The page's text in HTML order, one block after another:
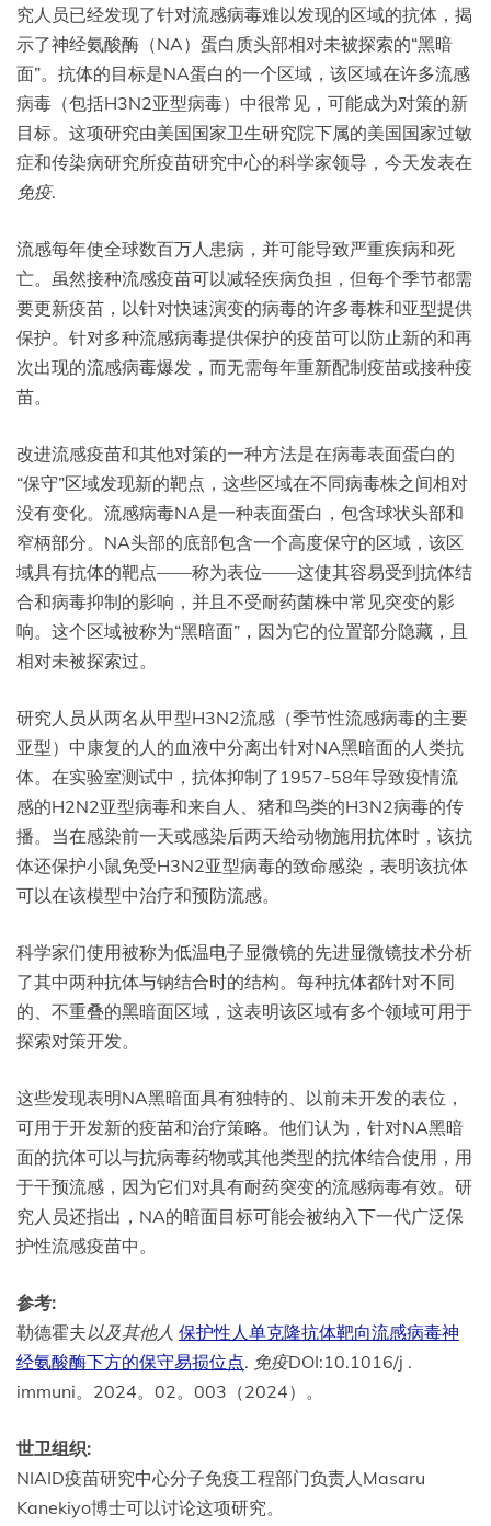
究人员已经发现了针对流感病毒难以发现的区域的抗体，揭
示了神经氨酸酶（NA）蛋白质头部相对未被探索的“黑暗
面”。抗体的目标是NA蛋白的一个区域，该区域在许多流感
病毒（包括H3N2亚型病毒）中很常见，可能成为对策的新
目标。这项研究由美国国家卫生研究院下属的美国国家过敏
症和传染病研究所疫苗研究中心的科学家领导，今天发表在
免疫.
流感每年使全球数百万人患病，并可能导致严重疾病和死
亡。虽然接种流感疫苗可以减轻疾病负担，但每个季节都需
要更新疫苗，以针对快速演变的病毒的许多毒株和亚型提供
保护。针对多种流感病毒提供保护的疫苗可以防止新的和再
次出现的流感病毒爆发，而无需每年重新配制疫苗或接种疫
苗。
改进流感疫苗和其他对策的一种方法是在病毒表面蛋白的
“保守”区域发现新的靶点，这些区域在不同病毒株之间相对
没有变化。流感病毒NA是一种表面蛋白，包含球状头部和
窄柄部分。NA头部的底部包含一个高度保守的区域，该区
域具有抗体的靶点——称为表位——这使其容易受到抗体结
合和病毒抑制的影响，并且不受耐药菌株中常见突变的影
响。这个区域被称为“黑暗面”，因为它的位置部分隐藏，且
相对未被探索过。
研究人员从两名从甲型H3N2流感（季节性流感病毒的主要
亚型）中康复的人的血液中分离出针对NA黑暗面的人类抗
体。在实验室测试中，抗体抑制了1957-58年导致疫情流
感的H2N2亚型病毒和来自人、猪和鸟类的H3N2病毒的传
播。当在感染前一天或感染后两天给动物施用抗体时，该抗
体还保护小鼠免受H3N2亚型病毒的致命感染，表明该抗体
可以在该模型中治疗和预防流感。
科学家们使用被称为低温电子显微镜的先进显微镜技术分析
了其中两种抗体与钠结合时的结构。每种抗体都针对不同
的、不重叠的黑暗面区域，这表明该区域有多个领域可用于
探索对策开发。
这些发现表明NA黑暗面具有独特的、以前未开发的表位，
可用于开发新的疫苗和治疗策略。他们认为，针对NA黑暗
面的抗体可以与抗病毒药物或其他类型的抗体结合使用，用
于干预流感，因为它们对具有耐药突变的流感病毒有效。研
究人员还指出，NA的暗面目标可能会被纳入下一代广泛保
护性流感疫苗中。
参考:
勒德霍夫以及其他人 保护性人单克隆抗体靶向流感病毒神
经氨酸酶下方的保守易损位点. 免疫DOI:10.1016/j .
immuni。2024。02。003（2024）。
世卫组织:
NIAID疫苗研究中心分子免疫工程部门负责人Masaru
Kanekiyo博士可以讨论这项研究。